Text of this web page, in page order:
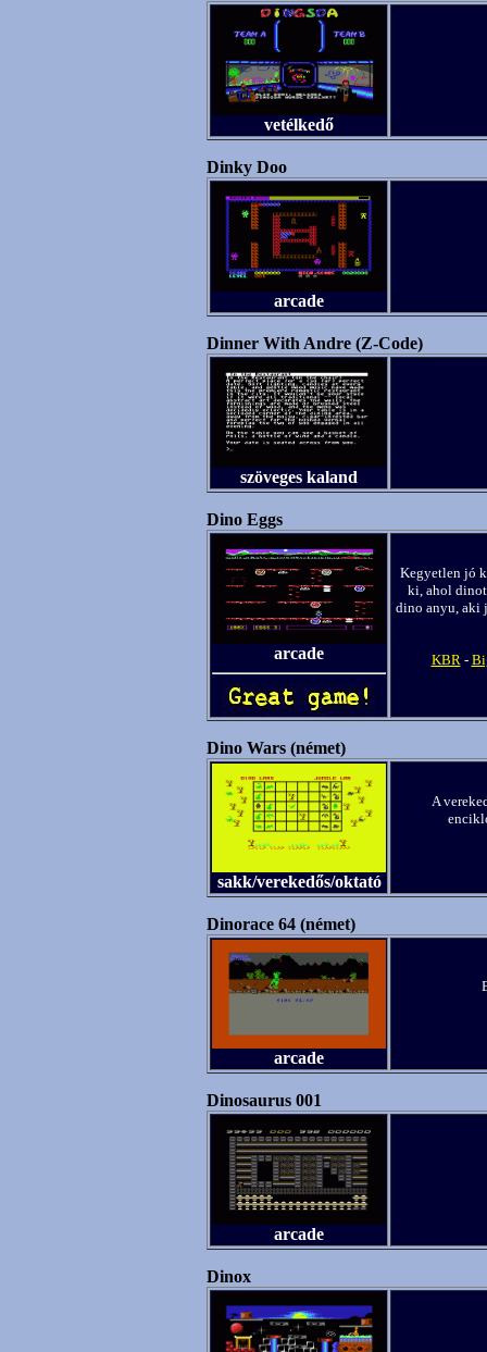
vetélkedő
Dinky Doo
arcade
Dinner With Andre (Z-Code)
szöveges kaland
Dino Eggs
arcade
Kegyetlen jó
ki, ahol
dino anyu, aki
KBR-
Dino Wars (német)
sakk/verekedős/oktató
A
Dinorace 64 (német)
arcade
Dinosaurus 001
arcade
Dinox